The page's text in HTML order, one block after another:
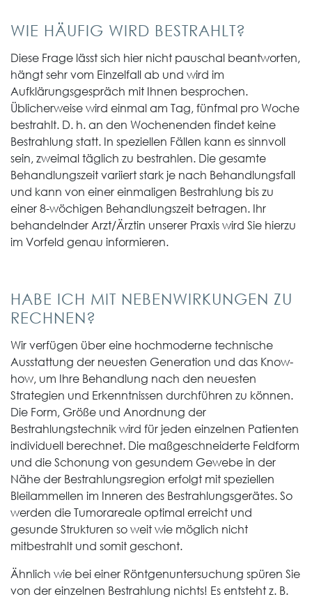
WIE HÄUFIG WIRD BESTRAHLT?
Diese Frage lässt sich hier nicht pauschal beantworten,
hängt sehr vom Einzelfall ab und wird im
Aufklärungsgespräch mit Ihnen besprochen.
Üblicherweise wird einmal am Tag, fünfmal pro Woche
bestrahlt. D. h. an den Wochenenden findet keine
Bestrahlung statt. In speziellen Fällen kann es sinnvoll
sein, zweimal täglich zu bestrahlen. Die gesamte
Behandlungszeit variiert stark je nach Behandlungsfall
und kann von einer einmaligen Bestrahlung bis zu
einer 8-wöchigen Behandlungszeit betragen. Ihr
behandelnder Arzt/Ärztin unserer Praxis wird Sie hierzu
im Vorfeld genau informieren.
HABE ICH MIT NEBENWIRKUNGEN ZU
RECHNEN?
Wir verfügen über eine hochmoderne technische
Ausstattung der neuesten Generation und das Know-
how, um Ihre Behandlung nach den neuesten
Strategien und Erkenntnissen durchführen zu können.
Die Form, Größe und Anordnung der
Bestrahlungstechnik wird für jeden einzelnen Patienten
individuell berechnet. Die maßgeschneiderte Feldform
und die Schonung von gesundem Gewebe in der
Nähe der Bestrahlungsregion erfolgt mit speziellen
Bleilammellen im Inneren des Bestrahlungsgerätes. So
werden die Tumorareale optimal erreicht und
gesunde Strukturen so weit wie möglich nicht
mitbestrahlt und somit geschont.
Ähnlich wie bei einer Röntgenuntersuchung spüren Sie
von der einzelnen Bestrahlung nichts! Es entsteht z. B.